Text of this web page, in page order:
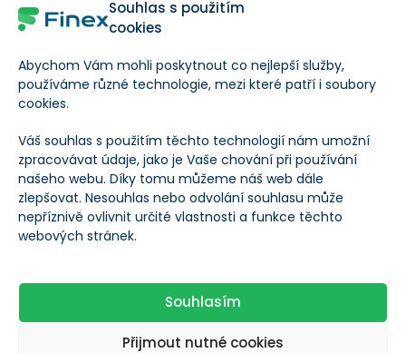
Souhlas s použitím
cookies
Abychom Vám mohli poskytnout co nejlepší služby,
používáme různé technologie, mezi které patří i soubory
cookies.
Váš souhlas s použitím těchto technologií nám umožní
zpracovávat údaje, jako je Vaše chování při používání
našeho webu. Díky tomu můžeme náš web dále
zlepšovat. Nesouhlas nebo odvolání souhlasu může
nepříznivě ovlivnit určité vlastnosti a funkce těchto
webových stránek.
Souhlasím
Přijmout nutné cookies
Výhled analytiků na akcie Visa
XXX
Držet